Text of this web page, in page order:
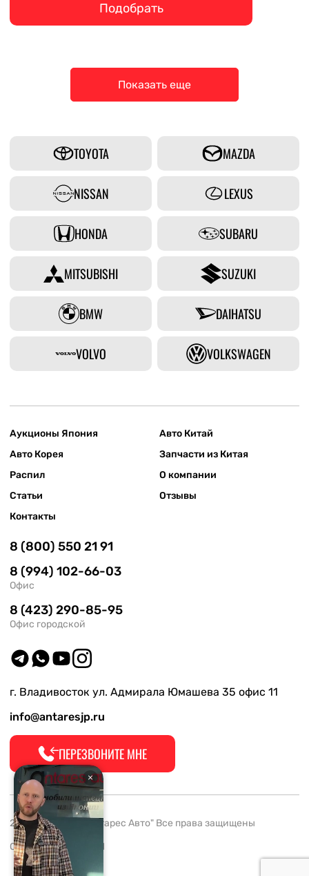
Подобрать
Показать еще
TOYOTA MAZDA
NISSAN LEXUS
HONDA SUBARU
MITSUBISHI SUZUKI
BMW DAIHATSU
VOLVO VOLKSWAGEN
Аукционы Япония
Авто Китай
Авто Корея
Запчасти из Китая
Распил
О компании
Статьи
Отзывы
Контакты
8 (800) 550 21 91
8 (994) 102-66-03
Офис
8 (423) 290-85-95
Офис городской
г. Владивосток ул. Адмирала Юмашева 35 офис 11
info@antaresjp.ru
ПЕРЕЗВОНИТЕ МНЕ
2008-2026 ООО "Антарес Авто" Все права защищены
ОГРН 1132537005061